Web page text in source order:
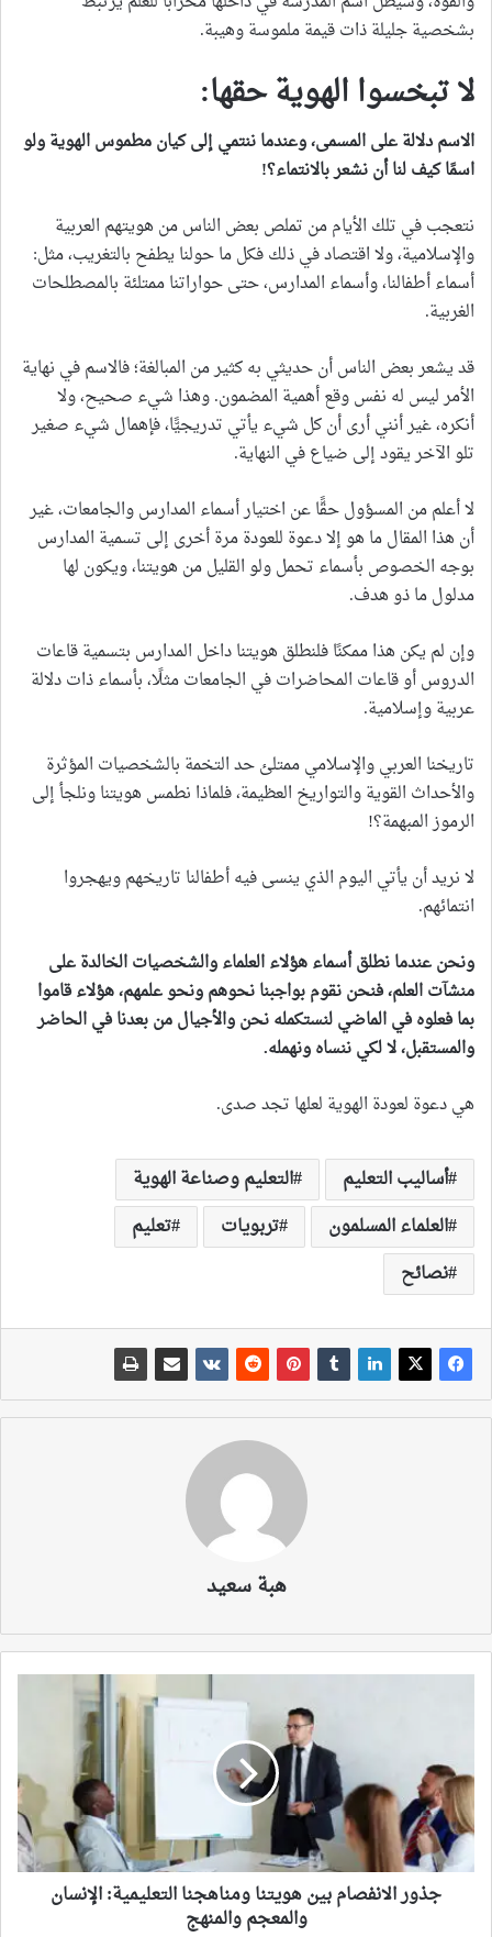
بشخصية جليلة ذات قيمة ملموسة وهيبة.
لا تبخسوا الهوية حقها:
الاسم دلالة على المسمى، وعندما ننتمي إلى كيان مطموس الهوية ولو
اسمًا كيف لنا أن نشعر بالانتماء؟!
نتعجب في تلك الأيام من تملص بعض الناس من هويتهم العربية
والإسلامية، ولا اقتصاد في ذلك فكل ما حولنا يطفح بالتغريب، مثل:
أسماء أطفالنا، وأسماء المدارس، حتى حواراتنا ممتلئة بالمصطلحات
الغربية.
قد يشعر بعض الناس أن حديثي به كثير من المبالغة؛ فالاسم في نهاية
الأمر ليس له نفس وقع أهمية المضمون. وهذا شيء صحيح، ولا
أنكره، غير أنني أرى أن كل شيء يأتي تدريجيًّا، فإهمال شيء صغير
تلو الآخر يقود إلى ضياع في النهاية.
لا أعلم من المسؤول حقًّا عن اختيار أسماء المدارس والجامعات، غير
أن هذا المقال ما هو إلا دعوة للعودة مرة أخرى إلى تسمية المدارس
بوجه الخصوص بأسماء تحمل ولو القليل من هويتنا، ويكون لها
مدلول ما ذو هدف.
وإن لم يكن هذا ممكنًا فلنطلق هويتنا داخل المدارس بتسمية قاعات
الدروس أو قاعات المحاضرات في الجامعات مثلًا، بأسماء ذات دلالة
عربية وإسلامية.
تاريخنا العربي والإسلامي ممتلئ حد التخمة بالشخصيات المؤثرة
والأحداث القوية والتواريخ العظيمة، فلماذا نطمس هويتنا ونلجأ إلى
الرموز المبهمة؟!
لا نريد أن يأتي اليوم الذي ينسى فيه أطفالنا تاريخهم ويهجروا
انتمائهم.
ونحن عندما نطلق أسماء هؤلاء العلماء والشخصيات الخالدة على
منشآت العلم، فنحن نقوم بواجبنا نحوهم ونحو علمهم، هؤلاء قاموا
بما فعلوه في الماضي لنستكمله نحن والأجيال من بعدنا في الحاضر
والمستقبل، لا لكي ننساه ونهمله.
هي دعوة لعودة الهوية لعلها تجد صدى.
أساليب التعليم
التعليم وصناعة الهوية
العلماء المسلمون
تربويات
تعليم
نصائح
هبة سعيد
ومناهجنا
التعليمية:
الإنسان
والمعجم
والمنهج
جذور الانفصام بين هويتنا ومناهجنا التعليمية: الإنسان
والمعجم والمنهج